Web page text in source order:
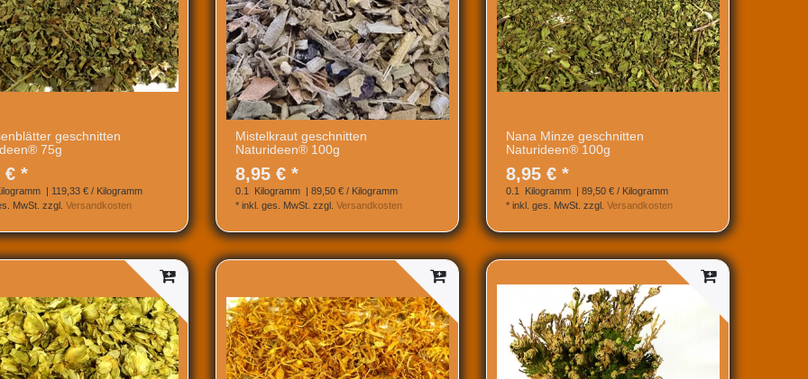
geschnitten
75g
€ *
| 119,33 € / Kilogramm
MwSt. zzgl. Versandkosten
Mistelkraut geschnitten
Naturideen® 100g
8,95 € *
0.1 Kilogramm | 89,50 € / Kilogramm
* inkl. ges. MwSt. zzgl. Versandkosten
Nana Minze geschnitten
Naturideen® 100g
8,95 € *
0.1 Kilogramm | 89,50 € / Kilogramm
* inkl. ges. MwSt. zzgl. Versandkosten